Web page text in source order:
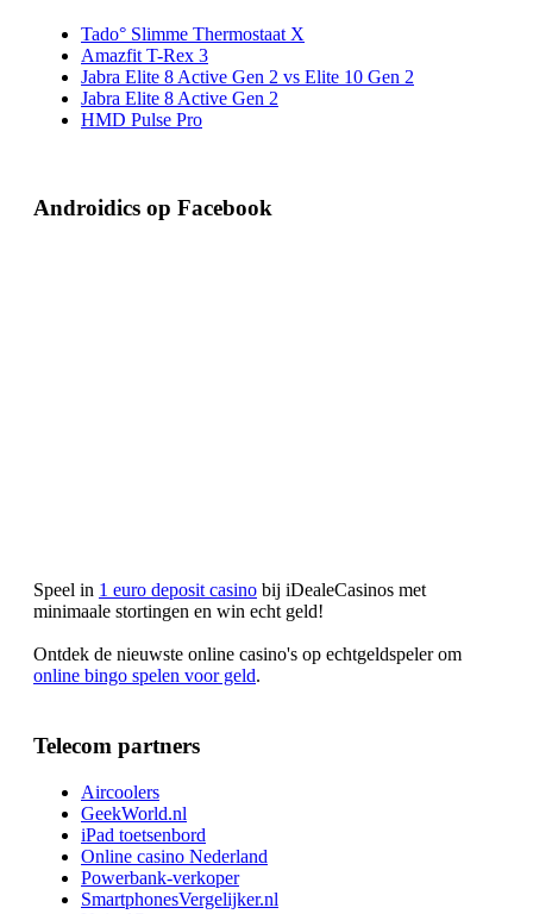
Tado° Slimme Thermostaat X
Amazfit T-Rex 3
Jabra Elite 8 Active Gen 2 vs Elite 10 Gen 2
Jabra Elite 8 Active Gen 2
HMD Pulse Pro
Androidics op Facebook
Speel in 1 euro deposit casino bij iDealeCasinos met
minimaale stortingen en win echt geld!
Ontdek de nieuwste online casino's op echtgeldspeler om
online bingo spelen voor geld.
Telecom partners
Aircoolers
GeekWorld.nl
iPad toetsenbord
Online casino Nederland
Powerbank-verkoper
SmartphonesVergelijker.nl